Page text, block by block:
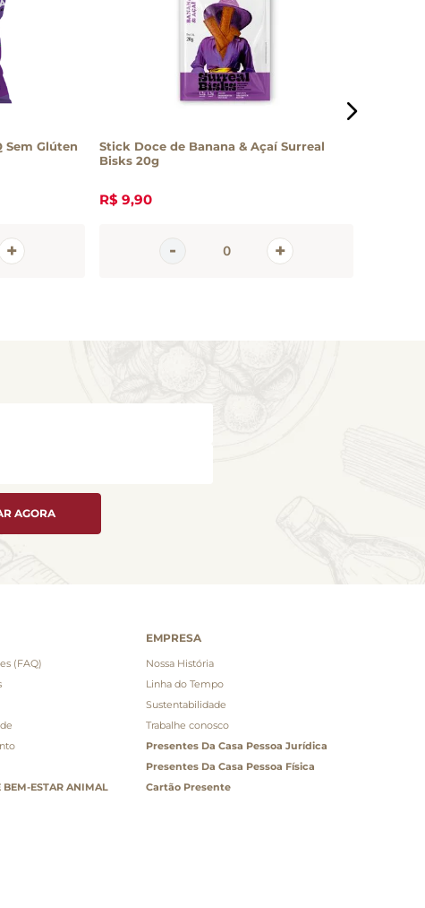
Sem Glúten
Stick Doce de Banana & Açaí Surreal
Bisks 20g
R$ 9,90
AGORA
(FAQ)
BEM-ESTAR ANIMAL
EMPRESA
Nossa História
Linha do Tempo
Sustentabilidade
Trabalhe conosco
Presentes Da Casa Pessoa Jurídica
Presentes Da Casa Pessoa Física
Cartão Presente